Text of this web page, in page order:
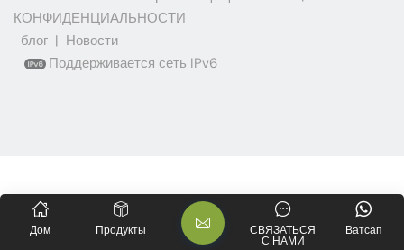
КОНФИДЕНЦИАЛЬНОСТИ
блог | Новости
Поддерживается сеть IPv6
Дом Продукты Ватсап
СВЯЗАТЬСЯ
С НАМИ